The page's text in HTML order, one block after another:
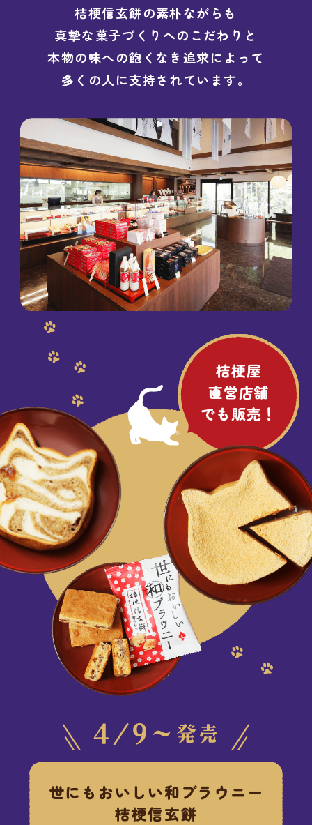
桔梗信玄餅の素朴ながらも
真摯な菓子づくりへのこだわりと
本物の味への飽くなき追求によって
多くの人に支持されています。
桔梗屋
直営店舗
でも販売！
世にもおいしい和ブラウニー
桔梗信玄餅